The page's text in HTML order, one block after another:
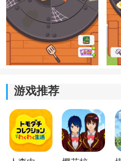
1、轻松上手：
前期引导做得比较直接，食材
杂，不需要研究太久，第一
快摸清玩法。
2、菜谱丰富：
后面能慢慢解锁更多食谱，
菜单种类丰富之后，餐厅整
升。
3、全局掌控：
游戏推荐